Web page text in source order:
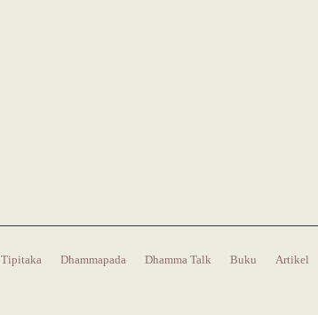
Tipitaka Dhammapada Dhamma Talk Buku Artikel